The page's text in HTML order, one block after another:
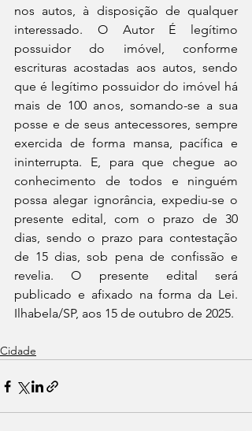
nos autos, à disposição de qualquer
interessado. O Autor É legítimo
possuidor do imóvel, conforme
escrituras acostadas aos autos, sendo
que é legítimo possuidor do imóvel há
mais de 100 anos, somando-se a sua
posse e de seus antecessores, sempre
exercida de forma mansa, pacífica e
ininterrupta. E, para que chegue ao
conhecimento de todos e ninguém
possa alegar ignorância, expediu-se o
presente edital, com o prazo de 30
dias, sendo o prazo para contestação
de 15 dias, sob pena de confissão e
revelia. O presente edital será
publicado e afixado na forma da Lei.
Ilhabela/SP, aos 15 de outubro de 2025.
Cidade